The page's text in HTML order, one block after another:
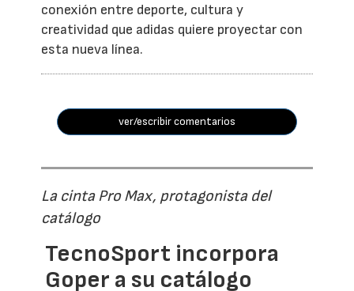
conexión entre deporte, cultura y
creatividad que adidas quiere proyectar con
esta nueva línea.
ver/escribir comentarios
La cinta Pro Max, protagonista del
catálogo
TecnoSport incorpora
Goper a su catálogo